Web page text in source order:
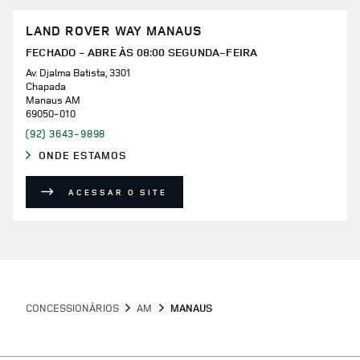
LAND ROVER WAY MANAUS
FECHADO - ABRE ÀS 08:00 SEGUNDA-FEIRA
Av. Djalma Batista, 3301
Chapada
Manaus AM
69050-010
(92) 3643-9898
ONDE ESTAMOS
LINK OPENS IN NEW TAB
ACESSAR O SITE
CONCESSIONÁRIOS AM MANAUS